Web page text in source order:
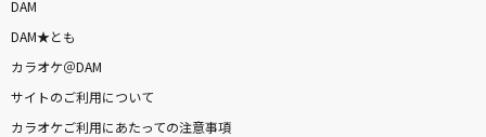
DAM
DAM★とも
カラオケ＠DAM
サイトのご利用について
カラオケご利用にあたっての注意事項